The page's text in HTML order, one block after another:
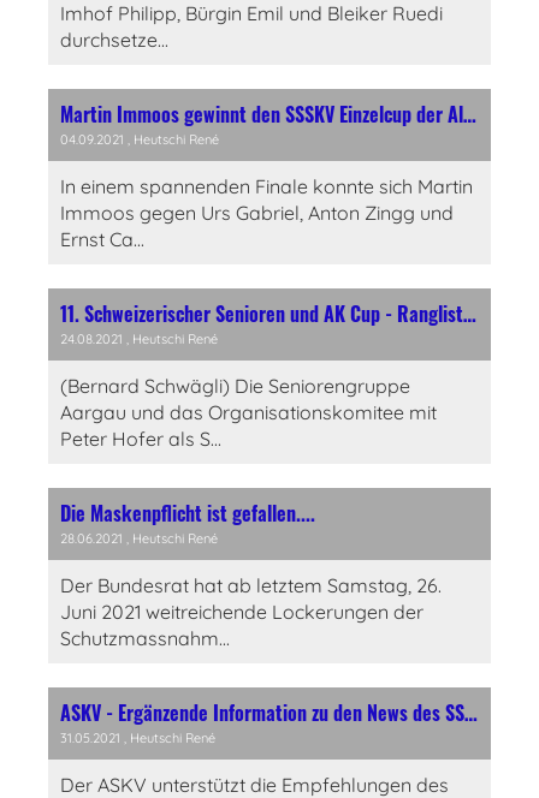
Imhof Philipp, Bürgin Emil und Bleiker Ruedi
durchsetze...
Martin Immoos gewinnt den SSSKV Einzelcup der Altersklasse!
04.09.2021 , Heutschi René
In einem spannenden Finale konnte sich Martin
Immoos gegen Urs Gabriel, Anton Zingg und
Ernst Ca...
11. Schweizerischer Senioren und AK Cup - Ranglisten Qualifikation und Sport
24.08.2021 , Heutschi René
(Bernard Schwägli) Die Seniorengruppe
Aargau und das Organisationskomitee mit
Peter Hofer als S...
Die Maskenpflicht ist gefallen....
28.06.2021 , Heutschi René
Der Bundesrat hat ab letztem Samstag, 26.
Juni 2021 weitreichende Lockerungen der
Schutzmassnahm...
ASKV - Ergänzende Information zu den News des SSKV vom 29. Mai
31.05.2021 , Heutschi René
Der ASKV unterstützt die Empfehlungen des